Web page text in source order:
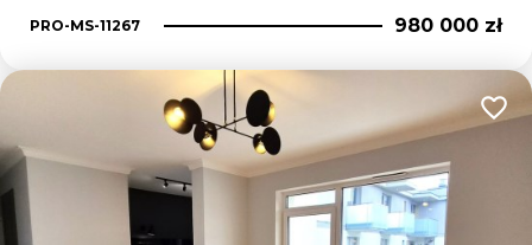
PRO-MS-11267 980 000 zł